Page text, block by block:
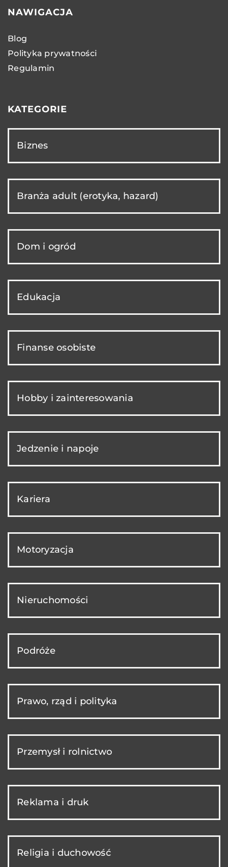
NAWIGACJA
Blog
Polityka prywatności
Regulamin
KATEGORIE
Biznes
Branża adult (erotyka, hazard)
Dom i ogród
Edukacja
Finanse osobiste
Hobby i zainteresowania
Jedzenie i napoje
Kariera
Motoryzacja
Nieruchomości
Podróże
Prawo, rząd i polityka
Przemysł i rolnictwo
Reklama i druk
Religia i duchowość